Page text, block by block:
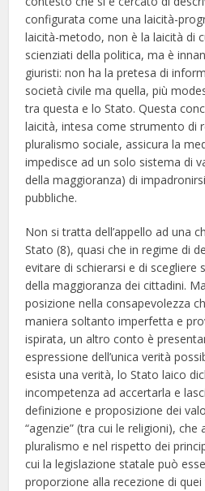
configurata come una laicità-
laicità-metodo, non è la laicità di
scienziati della politica, ma è
giuristi: non ha la pretesa di
società civile ma quella, più
tra questa e lo Stato. Questa
laicità, intesa come strumento di
pluralismo sociale, assicura la
impedisce ad un solo sistema di
della maggioranza) di
pubbliche.
Non si tratta dell’appello ad una
Stato (8), quasi che in regime di
evitare di schierarsi e di scegliere
della maggioranza dei cittadini.
posizione nella consapevolezza
maniera soltanto imperfetta e
ispirata, un altro conto è
espressione dell’unica verità
esista una verità, lo Stato laico
incompetenza ad accertarla e
definizione e proposizione dei
“agenzie” (tra cui le religioni),
pluralismo e nel rispetto dei
cui la legislazione statale può
proporzione alla recezione di